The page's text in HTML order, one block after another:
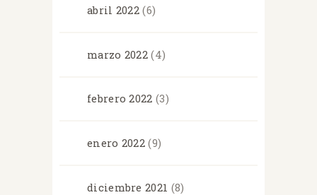
abril 2022 (6)
marzo 2022 (4)
febrero2022 (3)
enero 2022 (9)
diciembre2021 (8)